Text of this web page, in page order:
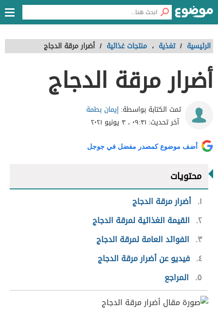
الرئيسية / تغذية ، منتجات غذائية / أضرار مرقة الدجاج
أضرار مرقة الدجاج
تمت الكتابة بواسطة:إيمان بطمة
آخر تحديث: ٠٩:٣١ ، ٣ يونيو ٢٠٢١
أضف موضوع كمصدر مفضل في جوجل
محتويات
١ أضرار مرقة الدجاج
٢ القيمة الغذائية لمرقة الدجاج
٣
الفوائد العامة لمرقة الدجاج
٤ فيديو عن أضرار مرقة الدجاج
٥
المراجع